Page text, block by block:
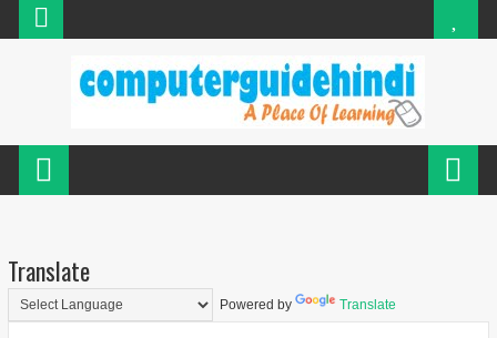
Translate
Powered by Translate